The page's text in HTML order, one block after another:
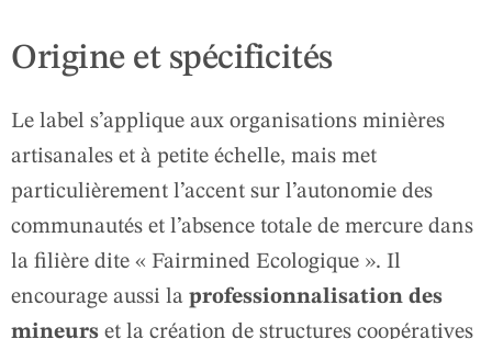
Origine et spécificités
Le label s’applique aux organisations minières
artisanales et à petite échelle, mais met
particulièrement l’accent sur l’autonomie des
communautés et l’absence totale de mercure dans
la filière dite « Fairmined Ecologique ». Il
encourage aussi la professionnalisation des
mineurs et la création de structures coopératives